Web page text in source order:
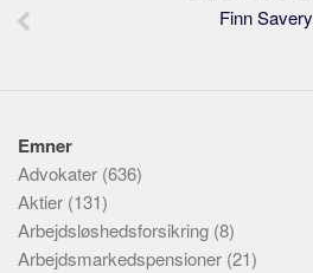
Finn Savery
Emner
Advokater (636)
Aktier (131)
Arbejdsløshedsforsikring (8)
Arbejdsmarkedspensioner (21)